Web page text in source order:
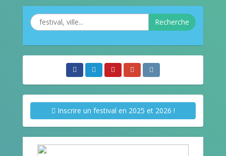
Recherche
Inscrire un festival en 2025 et 2026 !